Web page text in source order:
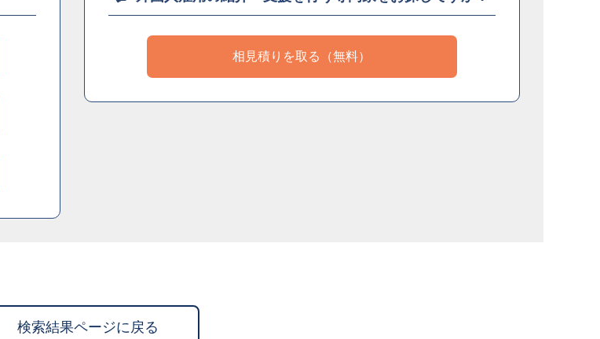
相見積りを取る（無料）
検索結果ページに戻る